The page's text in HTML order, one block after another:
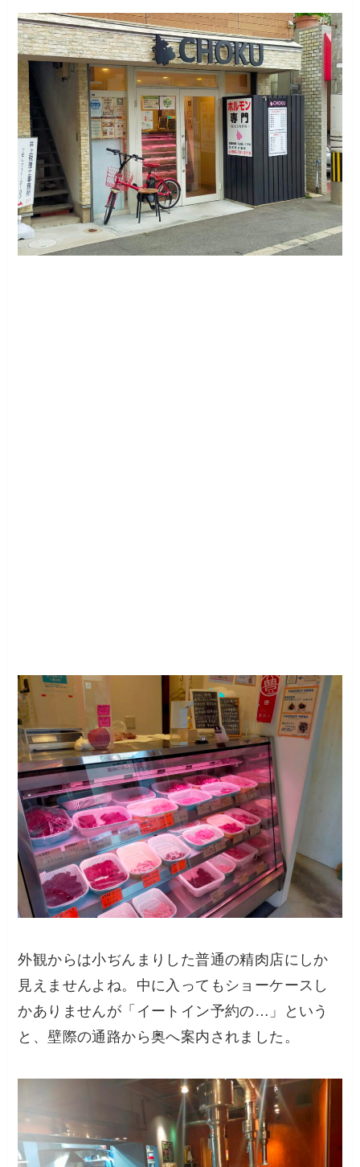
外観からは小ぢんまりした普通の精肉店にしか
見えませんよね。中に入ってもショーケースし
かありませんが「イートイン予約の…」という
と、壁際の通路から奥へ案内されました。